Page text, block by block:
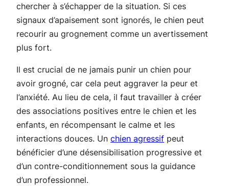
chercher à s’échapper de la situation. Si ces
signaux d’apaisement sont ignorés, le chien peut
recourir au grognement comme un avertissement
plus fort.
Il est crucial de ne jamais punir un chien pour
avoir grogné, car cela peut aggraver la peur et
l’anxiété. Au lieu de cela, il faut travailler à créer
des associations positives entre le chien et les
enfants, en récompensant le calme et les
interactions douces. Un chien agressif peut
bénéficier d’une désensibilisation progressive et
d’un contre-conditionnement sous la guidance
d’un professionnel.